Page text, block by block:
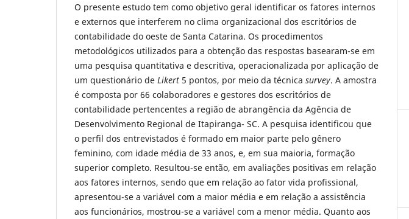
O presente estudo tem como objetivo geral identificar os fatores internos
e externos que interferem no clima organizacional dos escritórios de
contabilidade do oeste de Santa Catarina. Os procedimentos
metodológicos utilizados para a obtenção das respostas basearam-se em
uma pesquisa quantitativa e descritiva, operacionalizada por aplicação de
um questionário de Likert 5 pontos, por meio da técnica survey. A amostra
é composta por 66 colaboradores e gestores dos escritórios de
contabilidade pertencentes a região de abrangência da Agência de
Desenvolvimento Regional de Itapiranga- SC. A pesquisa identificou que
o perfil dos entrevistados é formado em maior parte pelo gênero
feminino, com idade média de 33 anos, e, em sua maioria, formação
superior completo. Resultou-se então, em avaliações positivas em relação
aos fatores internos, sendo que em relação ao fator vida profissional,
apresentou-se a variável com a maior média e em relação a assistência
aos funcionários, mostrou-se a variável com a menor média. Quanto aos